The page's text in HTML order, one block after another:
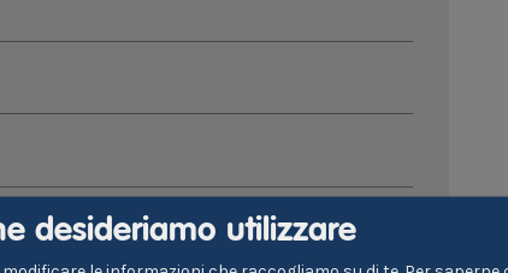
desideriamo utilizzare